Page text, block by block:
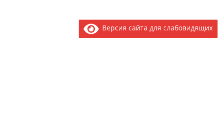
Версия сайта для слабовидящих